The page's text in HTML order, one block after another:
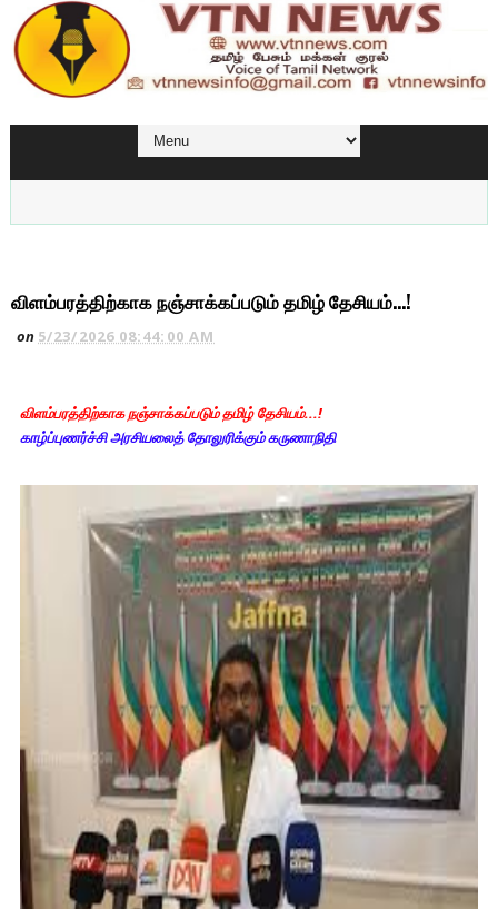
விளம்பரத்திற்காக நஞ்சாக்கப்படும் தமிழ் தேசியம்...!
on 5/23/2026 08:44:00 AM
விளம்பரத்திற்காக நஞ்சாக்கப்படும் தமிழ் தேசியம்...!
காழ்ப்புணர்ச்சி அரசியலைத் தோலுரிக்கும் கருணாநிதி